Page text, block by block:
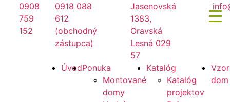
Preskočiť
obsah
0908
759
152
0918 088
612
(obchodný
zástupca)
Jasenovská
1383,
Oravská
Lesná 029
57
Mirano
ÚvodPonuka
Montované
domy
Katalóg
Katalóg
projektov
dom